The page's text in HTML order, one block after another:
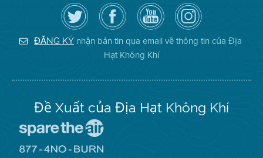
Hãy
theo
dõi
Địa
Hạt
Không
Truy
cập
Trang
Facebook
của
Địa
Hạt
Kênh
YouTube
của
Địa
Hạt
Không
Khí
Air
District
on
Instagram
ĐĂNG KÝ nhận bản tin qua email về thông tin của Địa
Hạt Không Khí
Đề Xuất của Địa Hạt Không Khí